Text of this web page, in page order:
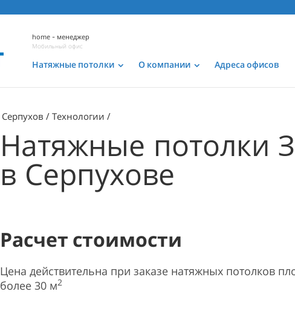
home - менеджер
Мобильный офис
Натяжные потолки О компании Адреса офисов
Серпухов Технологии
Натяжные потолки
в Серпухове
Расчет стоимости
Цена действительна при заказе натяжных потолков
более 30 м2